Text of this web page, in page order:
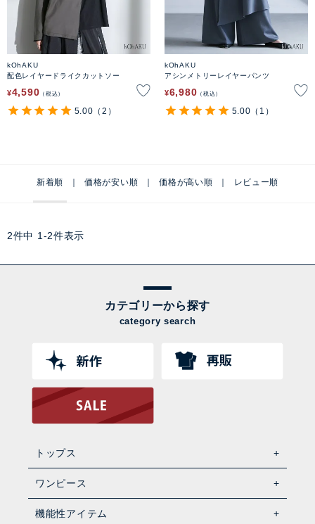
kOhAKU
配色レイヤードライクカットソー
¥4,590 税込
5.00 （2）
kOhAKU
アシンメトリーレイヤーパンツ
¥6,980 税込
5.00 （1）
新着順 価格が安い順 価格が高い順 レビュー順
2件中 1 -2件表示
カテゴリーから探す
category search
トップス
ワンピース
機能性アイテム